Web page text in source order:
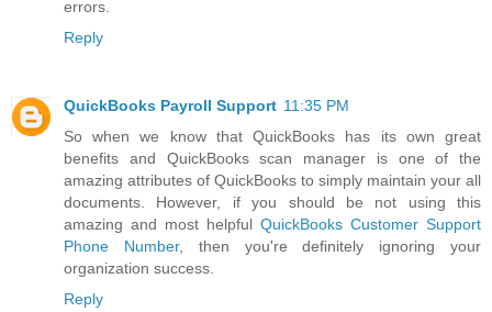
errors.
Reply
QuickBooks Payroll Support 11:35 PM
So when we know that QuickBooks has its own great
benefits and QuickBooks scan manager is one of the
amazing attributes of QuickBooks to simply maintain your all
documents. However, if you should be not using this
amazing and most helpful QuickBooks Customer Support
Phone Number, then you're definitely ignoring your
organization success.
Reply